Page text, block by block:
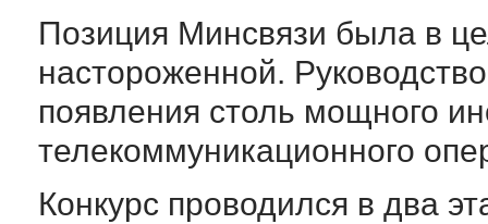
Позиция Минсвязи была в
настороженной.
появления столь мощного
телекоммуникационного
Конкурс проводился в два